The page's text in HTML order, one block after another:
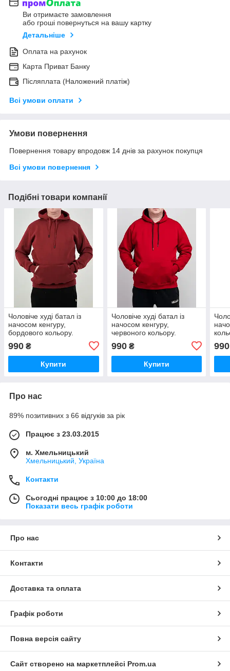
Ви отримаєте замовлення
або гроші повернуться на вашу картку
Детальніше
Оплата на рахунок
Карта Приват Банку
Післяплата (Наложений платіж)
Всі умови оплати
Умови повернення
Повернення товару впродовж 14 днів за рахунок покупця
Всі умови повернення
Подібні товари компанії
Чоловіче худі батал із
начосом кенгуру,
бордового кольору.
3XL,4XL,5XL,6XL.
990 ₴
Купити
Чоловіче худі батал із
начосом кенгуру,
червоного кольору.
Розміри: 3XL,4XL,5XL,6XL.
990₴
Купити
990
Про нас
89% позитивних з 66 відгуків за рік
Працює з 23.03.2015
м. Хмельницький
Хмельницький, Україна
Контакти
Сьогодні працює з 10:00 до 18:00
Показати весь графік роботи
Про нас
Контакти
Доставка та оплата
Графік роботи
Повна версія сайту
Сайт створено на маркетплейсі Prom.ua